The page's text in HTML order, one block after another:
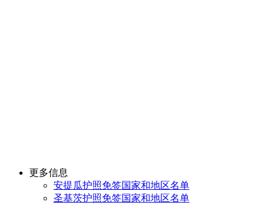
更多信息
安提瓜护照免签国家和地区名单
圣基茨护照免签国家和地区名单